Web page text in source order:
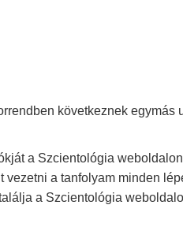
következnek egymás
a Szcientológia
a tanfolyam minden
a Szcientológia